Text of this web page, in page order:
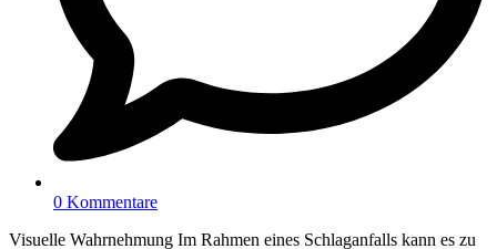
0 Kommentare
Visuelle Wahrnehmung Im Rahmen eines Schlaganfalls kann es zu